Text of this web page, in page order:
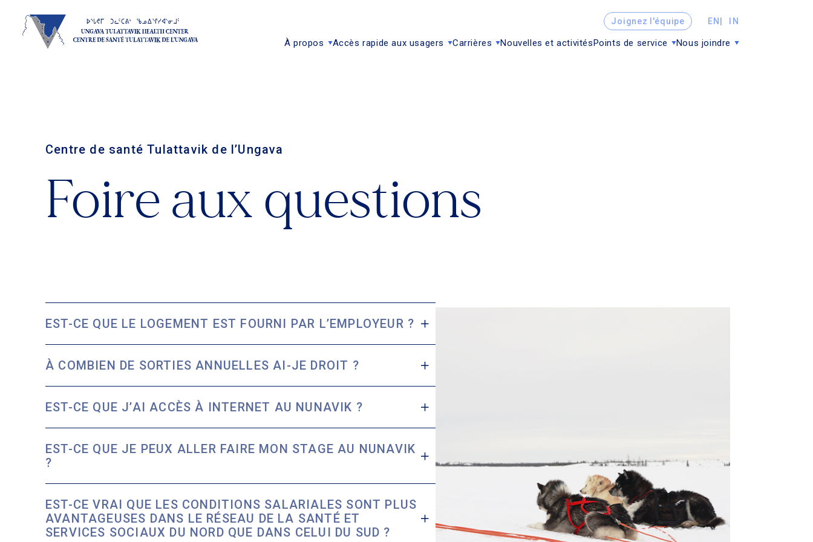
Joignez l'équipe EN IN
À propos Accès rapide aux usagers Carrières Nouvelles et activitésPoints de service Nous joindre
Centre de santé Tulattavik de l’Ungava
Foire aux questions
EST-CE QUE LE LOGEMENT EST FOURNI PAR L’EMPLOYEUR ?
À COMBIEN DE SORTIES ANNUELLES AI-JE DROIT ?
EST-CE QUE J’AI ACCÈS À INTERNET AU NUNAVIK ?
EST-CE QUE JE PEUX ALLER FAIRE MON STAGE AU NUNAVIK
?
EST-CE VRAI QUE LES CONDITIONS SALARIALES SONT PLUS
AVANTAGEUSES DANS LE RÉSEAU DE LA SANTÉ ET
SERVICES SOCIAUX DU NORD QUE DANS CELUI DU SUD ?